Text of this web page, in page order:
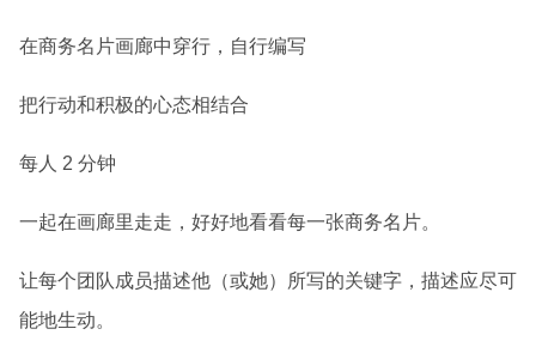
在商务名片画廊中穿行，自行编写
把行动和积极的心态相结合
每人 2 分钟
一起在画廊里走走，好好地看看每一张商务名片。
让每个团队成员描述他（或她）所写的关键字，描述应尽可
能地生动。